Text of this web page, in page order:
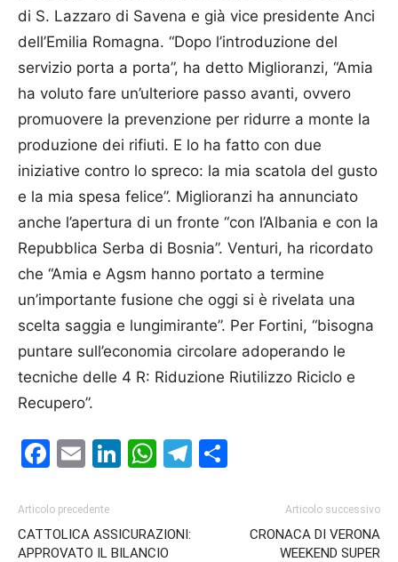
di S. Lazzaro di Savena e già vice presidente Anci
dell’Emilia Romagna. “Dopo l’introduzione del
servizio porta a porta”, ha detto Miglioranzi, “Amia
ha voluto fare un’ulteriore passo avanti, ovvero
promuovere la prevenzione per ridurre a monte la
produzione dei rifiuti. E lo ha fatto con due
iniziative contro lo spreco: la mia scatola del gusto
e la mia spesa felice”. Miglioranzi ha annunciato
anche l’apertura di un fronte “con l’Albania e con la
Repubblica Serba di Bosnia”. Venturi, ha ricordato
che “Amia e Agsm hanno portato a termine
un’importante fusione che oggi si è rivelata una
scelta saggia e lungimirante”. Per Fortini, “bisogna
puntare sull’economia circolare adoperando le
tecniche delle 4 R: Riduzione Riutilizzo Riciclo e
Recupero”.
Facebook
EmailLinkedIn
WhatsApp
Telegram
Articolo precedente
CATTOLICA ASSICURAZIONI:
APPROVATO IL BILANCIO
Articolo successivo
CRONACA DI VERONA
WEEKEND SUPER